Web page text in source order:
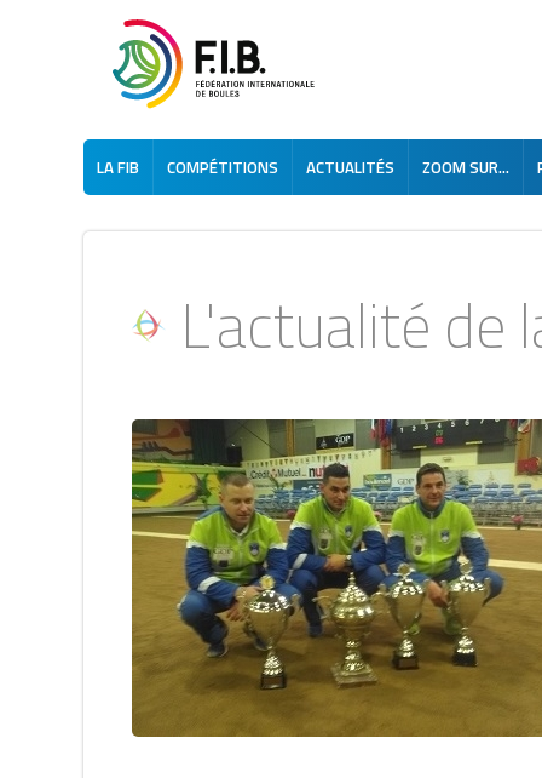
LA FIB COMPÉTITIONS ACTUALITÉS ZOOM SUR...
L'actualité de